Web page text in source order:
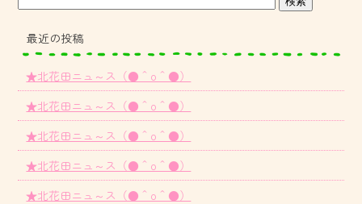
最近の投稿
★北花田ニュ～ス（●＾o＾●）
★北花田ニュ～ス（●＾o＾●）
★北花田ニュ～ス（●＾o＾●）
★北花田ニュ～ス（●＾o＾●）
★北花田ニュ～ス（●＾o＾●）